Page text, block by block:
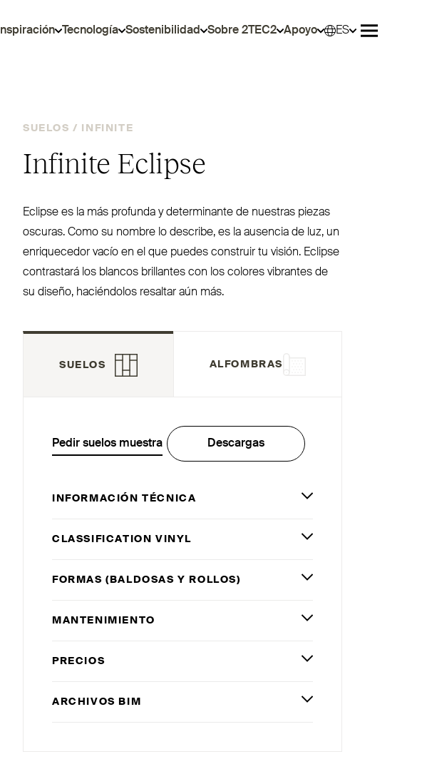
Inspiración Tecnología Sostenibilidad Sobre 2TEC2 Apoyo
ES
SUELOS / INFINITE
Infinite Eclipse
Eclipse es la más profunda y deter­minante de nuestras piezas
oscuras. Como su nombre lo describe, es la ausencia de luz, un
enri­quecedor vacío en el que puedes construir tu visión. Eclipse
con­trastará los blancos bri­llantes con los colores vibrantes de
su diseño, haciéndolos resaltar aún más.
SUELOS ALFOMBRAS
Pedir suelos muestra Descargas
INFORMACIÓN TÉCNICA
CLASSIFICATION VINYL
FORMAS (BALDOSAS Y ROLLOS)
MANTENIMIENTO
PRECIOS
ARCHIVOS BIM